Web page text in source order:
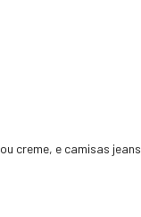
creme, e camisas jeans